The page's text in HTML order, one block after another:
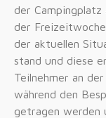
der Campingplatz
der
der aktuellen
stand und diese
Teilnehmer an
während den
getragen werden